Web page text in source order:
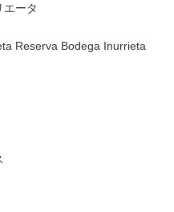
エータ
Reserva Bodega Inurrieta